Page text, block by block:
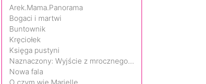
Arek.Mama.Panorama
Bogaci i martwi
Buntownik
Kręciołek
Księga pustyni
Naznaczony: Wyjście z mrocznego wymiaru
Nowa fala
O czym wie Marielle